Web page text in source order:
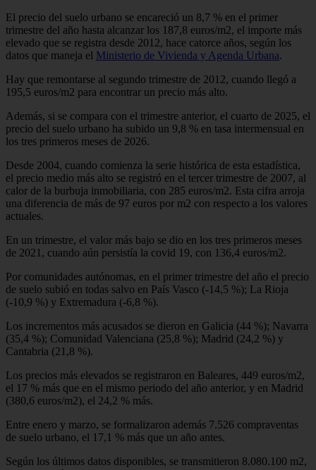
El precio del suelo urbano se encareció un 8,7 % en el primer
trimestre del año hasta alcanzar los 187,8 euros/m2, el importe más
elevado que se registra desde 2012, hace catorce años, según los
datos que maneja el Ministerio de Vivienda y Agenda Urbana.
Hay que remontarse al segundo trimestre de 2012, cuando llegó a
195,5 euros/m2 para encontrar un precio más alto.
Además, si se compara con el trimestre anterior, el cuarto de 2025, el
precio del suelo urbano ha subido un 9,8 % en tasa intermensual en
los tres primeros meses de 2026.
Desde 2004, cuando comienza la serie histórica de esta estadística,
el precio medio más alto se registró en el tercer trimestre de 2007, al
calor de la burbuja inmobiliaria, con 285 euros/m2. Esta cifra arroja
una diferencia de más de 97 euros por m2 con respecto a los valores
actuales.
En un trimestre, el valor más bajo se dio en los tres primeros meses
de 2021, cuando aún persistía la covid 19, con 136,4 euros/m2.
Por comunidades autónomas, en el primer trimestre del año el precio
de suelo subió en todas salvo en País Vasco (-14,5 %); La Rioja
(-10,9 %) y Extremadura (-6,8 %).
Los incrementos más acusados se dieron en Galicia (44 %); Navarra
(35,4 %); Comunidad Valenciana (25,8 %); Madrid (24,2 %) y
Cantabria (21,8 %).
Los precios más elevados se registraron en Baleares, 449 euros/m2,
el 17 % más que en el mismo periodo del año anterior, y en Madrid
(380,6 euros/m2), el 24,2 % más.
Entre enero y marzo, se formalizaron además 7.526 compraventas
de suelo urbano, el 17,1 % más que un año antes.
Según los últimos datos disponibles, se transmitieron 8.080.100 m2,